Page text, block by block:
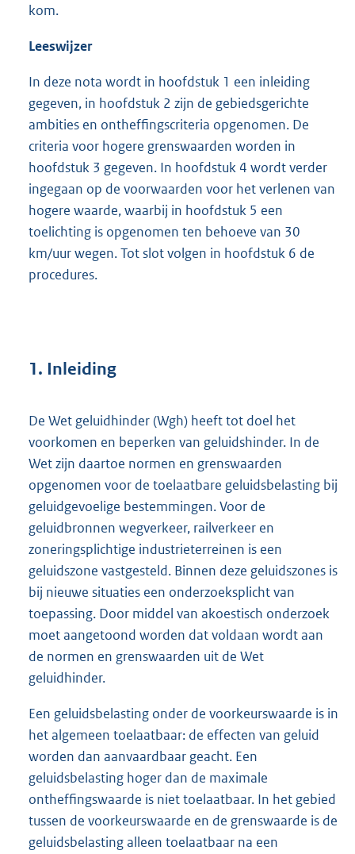
kom.
Leeswijzer
In deze nota wordt in hoofdstuk 1 een inleiding
gegeven, in hoofdstuk 2 zijn de gebiedsgerichte
ambities en ontheffingscriteria opgenomen. De
criteria voor hogere grenswaarden worden in
hoofdstuk 3 gegeven. In hoofdstuk 4 wordt verder
ingegaan op de voorwaarden voor het verlenen van
hogere waarde, waarbij in hoofdstuk 5 een
toelichting is opgenomen ten behoeve van 30
km/uur wegen. Tot slot volgen in hoofdstuk 6 de
procedures.
1. Inleiding
De Wet geluidhinder (Wgh) heeft tot doel het
voorkomen en beperken van geluidshinder. In de
Wet zijn daartoe normen en grenswaarden
opgenomen voor de toelaatbare geluidsbelasting bij
geluidgevoelige bestemmingen. Voor de
geluidbronnen wegverkeer, railverkeer en
zoneringsplichtige industrieterreinen is een
geluidszone vastgesteld. Binnen deze geluidszones is
bij nieuwe situaties een onderzoeksplicht van
toepassing. Door middel van akoestisch onderzoek
moet aangetoond worden dat voldaan wordt aan
de normen en grenswaarden uit de Wet
geluidhinder.
Een geluidsbelasting onder de voorkeurswaarde is in
het algemeen toelaatbaar: de effecten van geluid
worden dan aanvaardbaar geacht. Een
geluidsbelasting hoger dan de maximale
ontheffingswaarde is niet toelaatbaar. In het gebied
tussen de voorkeurswaarde en de grenswaarde is de
geluidsbelasting alleen toelaatbaar na een